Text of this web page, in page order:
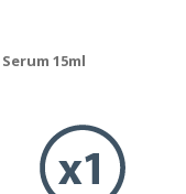
15ml